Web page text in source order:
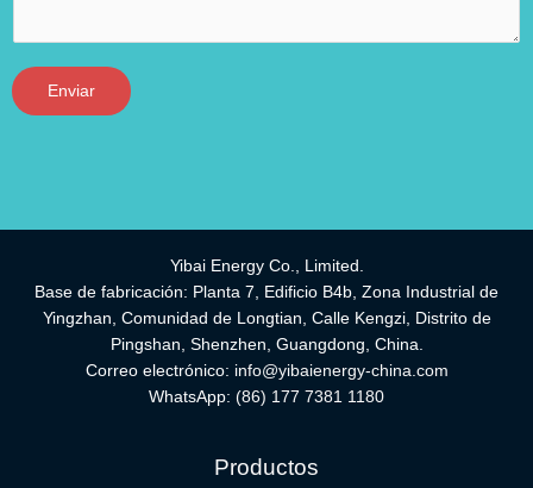
Enviar
Yibai Energy Co., Limited.
Base de fabricación: Planta 7, Edificio B4b, Zona Industrial de
Yingzhan, Comunidad de Longtian, Calle Kengzi, Distrito de
Pingshan, Shenzhen, Guangdong, China.
Correo electrónico: info@yibaienergy-china.com
WhatsApp: (86) 177 7381 1180
Productos